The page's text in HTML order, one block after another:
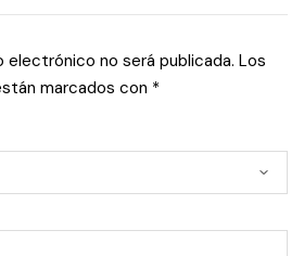
electrónico no será publicada. Los
marcados con *